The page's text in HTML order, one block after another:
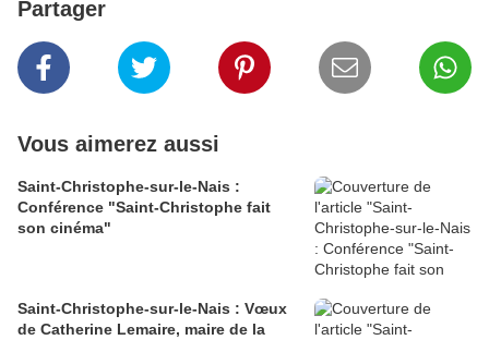
Partager
Vous aimerez aussi
Saint-Christophe-sur-le-Nais :
Conférence "Saint-Christophe fait
son cinéma"
Saint-Christophe-sur-le-Nais : Vœux
de Catherine Lemaire, maire de la